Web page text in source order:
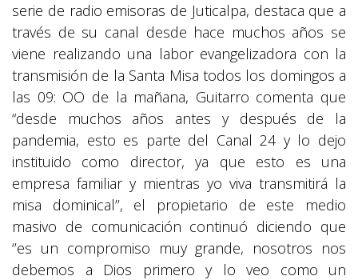
serie de radio emisoras de Juticalpa, destaca que a
través de su canal desde hace muchos años se
viene realizando una labor evangelizadora con la
transmisión de la Santa Misa todos los domingos a
las 09: OO de la mañana, Guitarro comenta que
“desde muchos años antes y después de la
pandemia, esto es parte del Canal 24 y lo dejo
instituido como director, ya que esto es una
empresa familiar y mientras yo viva transmitirá la
misa dominical’’, el propietario de este medio
masivo de comunicación continuó diciendo que
‘’es un compromiso muy grande, nosotros nos
debemos a Dios primero y lo veo como un